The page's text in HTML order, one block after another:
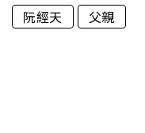
阮經天 父親